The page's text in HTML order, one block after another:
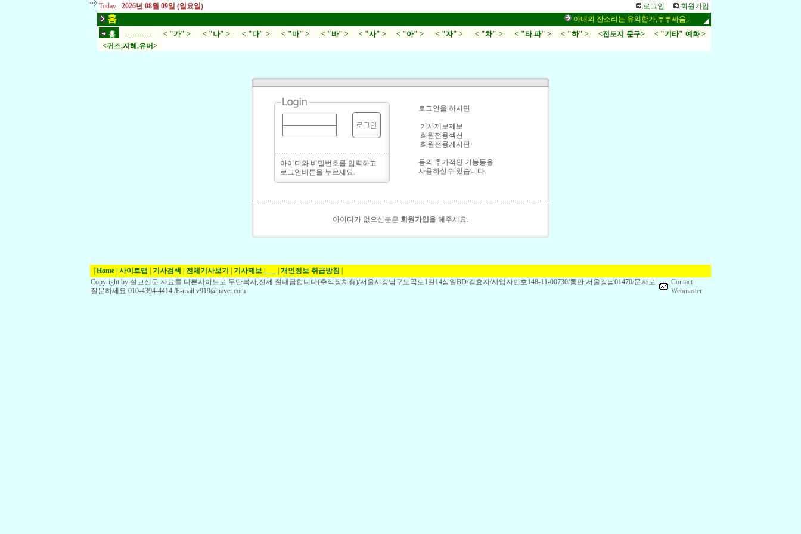
Today : 2026년 08월 09일 (일요일) 로그인 회원가입
홈 아내의 잔소리는 유익한가,부부싸움,가정
홈
----------- < "가" > < "나" > < "다" > < "마" > < "바" > < "사" > < "아" > < "자" > < "차" > < "타.파" > < "하" > <전도지 문구>
< "기타" 예화 >
<귀즈,지혜,유머>
아이디와 비밀번호를 입력하고
로그인버튼을 누르세요.
로그인을 하시면
기사제보제보
회원전용섹션
회원전용게시판
등의 추가적인 기능등을
사용하실수 있습니다.
아이디가 없으신분은 회원가입 을 해주세요.
Home 사이트맵 기사검색 전체기사보기 기사제보 개인정보 취급방침
Copyright by 설교신문 자료를 다른사이트로 무단복사,전제 절대금합니다(추적장치有)/서울시강남구도곡로1길14삼일BD/김효자/사업자번호148-11-00730/통판:서울강남01470/문자로
질문하세요 010-4394-4414 /E-mail:v919@naver.com
Contact
Webmaster